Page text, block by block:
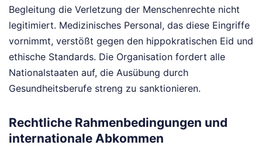
Begleitung die Verletzung der Menschenrechte nicht
legitimiert. Medizinisches Personal, das diese Eingriffe
vornimmt, verstößt gegen den hippokratischen Eid und
ethische Standards. Die Organisation fordert alle
Nationalstaaten auf, die Ausübung durch
Gesundheitsberufe streng zu sanktionieren.
Rechtliche Rahmenbedingungen und
internationale Abkommen